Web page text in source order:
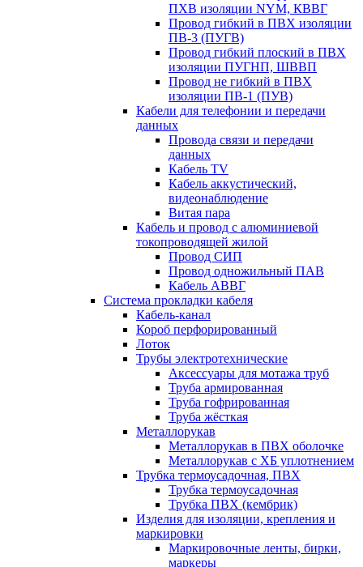
ПХВ изоляции NYM, КВВГ
Провод гибкий в ПВХ изоляции
ПВ-3 (ПУГВ)
Провод гибкий плоский в ПВХ
изоляции ПУГНП, ШВВП
Провод не гибкий в ПВХ
изоляции ПВ-1 (ПУВ)
Кабели для телефонии и передачи
данных
Провода связи и передачи
данных
Кабель TV
Кабель аккустический,
видеонаблюдение
Витая пара
Кабель и провод с алюминиевой
токопроводящей жилой
Провод СИП
Провод одножильный ПАВ
Кабель АВВГ
Система прокладки кабеля
Кабель-канал
Короб перфорированный
Лоток
Трубы электротехнические
Аксессуары для мотажа труб
Труба армированная
Труба гофрированная
Труба жёсткая
Металлорукав
Металлорукав в ПВХ оболочке
Металлорукав с ХБ уплотнением
Трубка термоусадочная, ПВХ
Трубка термоусадочная
Трубка ПВХ (кембрик)
Изделия для изоляции, крепления и
маркировки
Маркировочные ленты, бирки,
маркеры